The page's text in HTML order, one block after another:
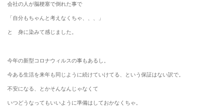
会社の人が脳梗塞で倒れた事で
「自分もちゃんと考えなくちゃ、、、」
と 身に染みて感じました。
今年の新型コロナウィルスの事もあるし。
今ある生活を来年も同じように続けていけてる、という保証はない訳で。
不安になる、とかそんなんじゃなくて
いつどうなってもいいように準備はしておかなくちゃ。